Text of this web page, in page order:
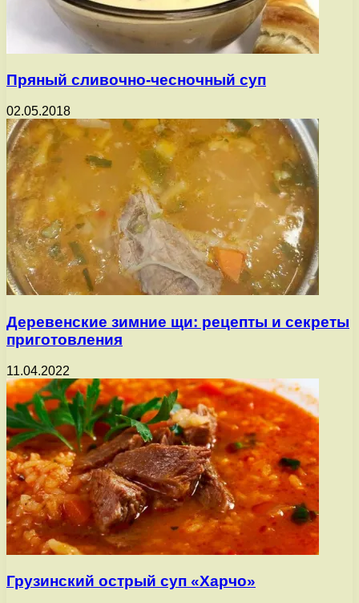
Пряный сливочно-чесночный суп
02.05.2018
Деревенские зимние щи: рецепты и секреты
приготовления
11.04.2022
Грузинский острый суп «Харчо»